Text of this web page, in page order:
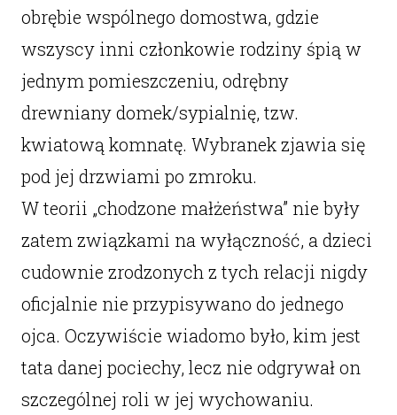
obrębie wspólnego domostwa, gdzie
wszyscy inni członkowie rodziny śpią w
jednym pomieszczeniu, odrębny
drewniany domek/sypialnię, tzw.
kwiatową komnatę. Wybranek zjawia się
pod jej drzwiami po zmroku.
W teorii „chodzone małżeństwa” nie były
zatem związkami na wyłączność, a dzieci
cudownie zrodzonych z tych relacji nigdy
oficjalnie nie przypisywano do jednego
ojca. Oczywiście wiadomo było, kim jest
tata danej pociechy, lecz nie odgrywał on
szczególnej roli w jej wychowaniu.